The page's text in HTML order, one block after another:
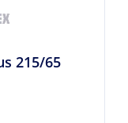
215/65